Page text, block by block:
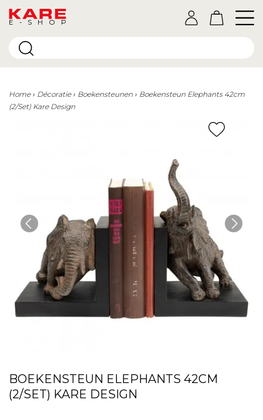
E-SHOP
Home Décoratie Boekensteunen
Boekensteun Elephants 42cm
(2/Set) Kare Design
BOEKENSTEUN ELEPHANTS 42CM
(2/SET) KARE DESIGN